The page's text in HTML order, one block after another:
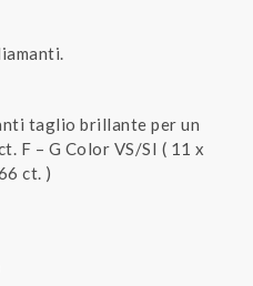
taglio brillante per un
F – G Color VS/SI ( 11 x
ct. )